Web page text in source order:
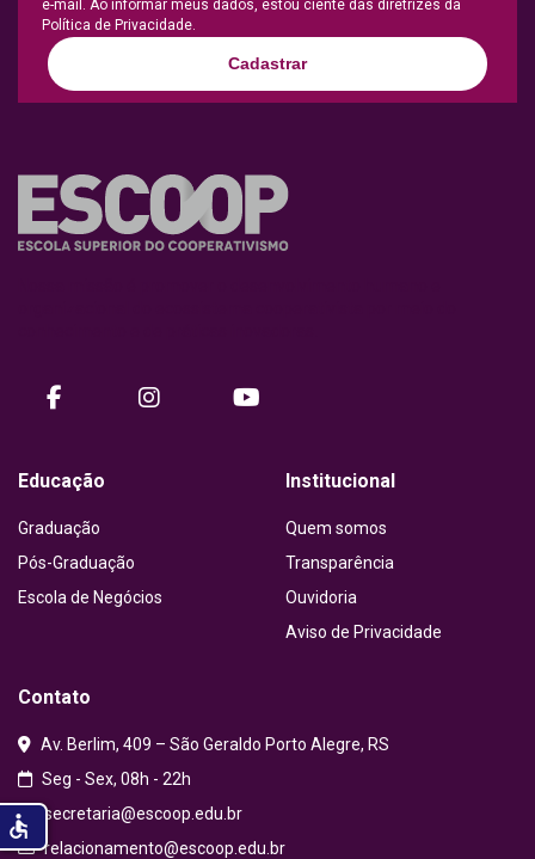
e-mail. Ao informar meus dados, estou ciente das diretrizes da
Política de Privacidade.
Cadastrar
facebookinstagram
Educação
Graduação
Pós-Graduação
Escola de Negócios
Institucional
Quem somos
Transparência
Ouvidoria
Aviso de Privacidade
Contato
Av. Berlim, 409 – São Geraldo Porto Alegre, RS
Seg - Sex, 08h - 22h
secretaria@escoop.edu.br
relacionamento@escoop.edu.br
accessible